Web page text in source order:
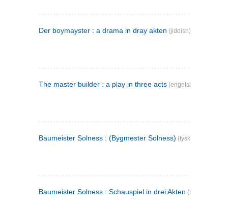
Der boymayster : a drama in dray akten (jiddish)
The master builder : a play in three acts (engelsk)
Baumeister Solness : (Bygmester Solness) (tysk)
Baumeister Solness : Schauspiel in drei Akten (tysk)